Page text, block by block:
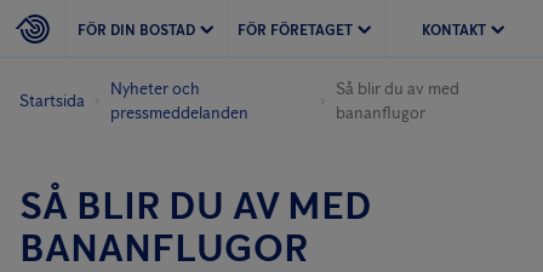
FÖR DIN BOSTAD FÖR FÖRETAGET KONTAKT
Startsida
Nyheter och
pressmeddelanden
Så blir du av med
bananflugor
SÅ BLIR DU AV MED
BANANFLUGOR